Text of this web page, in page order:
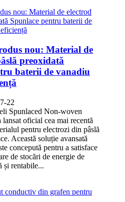
nou: Material de
preoxidată
baterii de vanadiu
22
Spunlaced Non-woven
oficial cea mai recentă
pentru electrozi din pâslă
Această soluție avansată
concepută pentru a satisface
de stocări de energie de
și rentabile...